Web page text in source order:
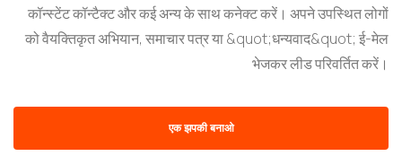
कॉन्स्टेंट कॉन्टैक्ट और कई अन्य के साथ कनेक्ट करें। अपने उपस्थित लोगों
को वैयक्तिकृत अभियान, समाचार पत्र या &quot;धन्यवाद&quot; ई-मेल
भेजकर लीड परिवर्तित करें।
एक झपकी बनाओ